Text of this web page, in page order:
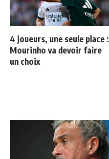
4 joueurs, une seule place :
Mourinho va devoir faire
un choix